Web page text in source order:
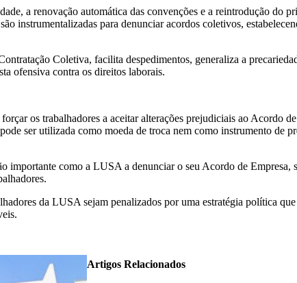
a renovação automática das convenções e a reintrodução do
instrumentalizadas para denunciar acordos coletivos,
Coletiva, facilita despedimentos, generaliza a
ofensiva contra os direitos laborais.
os trabalhadores a aceitar alterações prejudiciais ao Acordo
ser utilizada como moeda de troca nem como instrumento de
como a LUSA a denunciar o seu Acordo de
da LUSA sejam penalizados por uma estratégia política
Artigos Relacionados